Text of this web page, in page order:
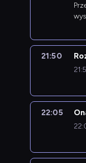
21:50
22:05